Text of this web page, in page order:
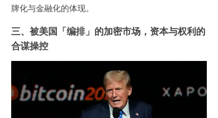
牌化与金融化的体现。
三、被美国「编排」的加密市场，资本与权利的
合谋操控